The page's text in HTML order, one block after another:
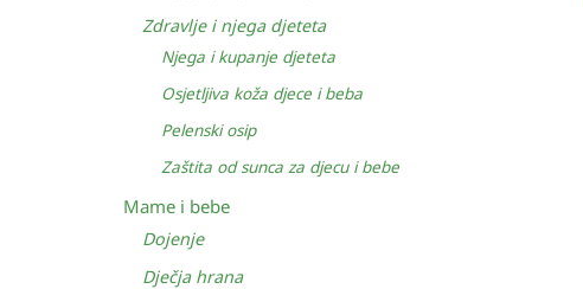
Zdravlje i njega djeteta
Njega i kupanje djeteta
Osjetljiva koža djece i beba
Pelenski osip
Zaštita od sunca za djecu i bebe
Mame i bebe
Dojenje
Dječja hrana